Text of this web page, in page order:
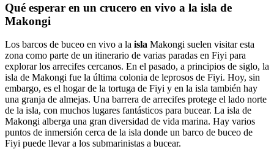
Qué esperar en un crucero en vivo a la isla de
Makongi
Los barcos de buceo en vivo a la isla Makongi suelen visitar esta
zona como parte de un itinerario de varias paradas en Fiyi para
explorar los arrecifes cercanos. En el pasado, a principios de siglo, la
isla de Makongi fue la última colonia de leprosos de Fiyi. Hoy, sin
embargo, es el hogar de la tortuga de Fiyi y en la isla también hay
una granja de almejas. Una barrera de arrecifes protege el lado norte
de la isla, con muchos lugares fantásticos para bucear. La isla de
Makongi alberga una gran diversidad de vida marina. Hay varios
puntos de inmersión cerca de la isla donde un barco de buceo de
Fiyi puede llevar a los submarinistas a bucear.